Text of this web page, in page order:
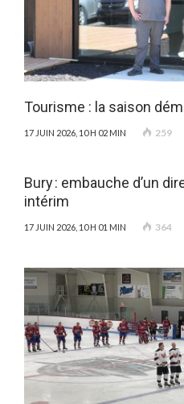
Tourisme : la saison
17 JUIN 2026, 10 H 02 MIN 259
Bury : embauche d’un
intérim
17 JUIN 2026, 10 H 01 MIN 364